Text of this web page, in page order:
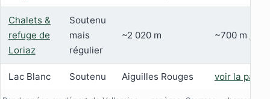
Chalets &
refuge de
Loriaz
Soutenu
mais
régulier
~2 020 m ~700 m / ~2
Lac Blanc Soutenu Aiguilles Rouges voir la page